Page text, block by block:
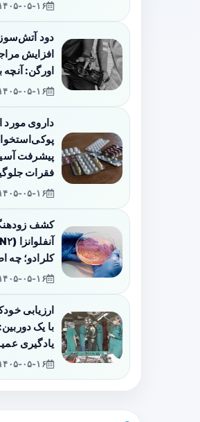
۱۴۰۵-۰۵-
دود
افزایش
اورگن: آنچه
۱۴۰۵-۰۵-
داروی مورد
پیشرفت
فقرات
۱۴۰۵-۰۵-
کلرادو؛ چه
۱۴۰۵-۰۵-
ارزیابی
با یک
یادگیری
۱۴۰۵-۰۵-